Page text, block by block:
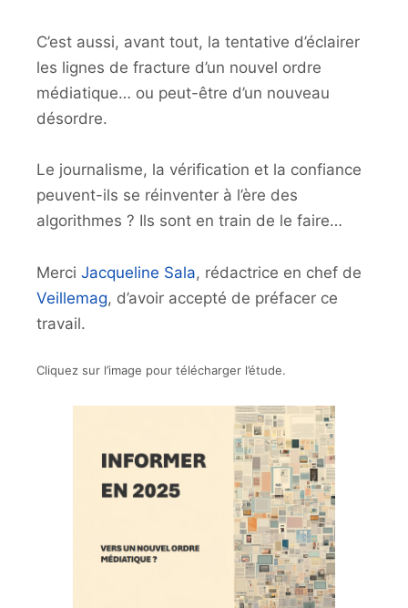
C’est aussi, avant tout, la tentative d’éclairer
les lignes de fracture d’un nouvel ordre
médiatique… ou peut-être d’un nouveau
désordre.
Le journalisme, la vérification et la confiance
peuvent-ils se réinventer à l’ère des
algorithmes ? Ils sont en train de le faire…
Merci Jacqueline Sala, rédactrice en chef de
Veillemag, d’avoir accepté de préfacer ce
travail.
Cliquez sur l’image pour télécharger l’étude.